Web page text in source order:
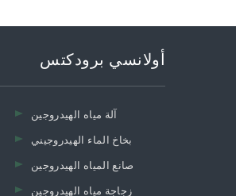
أولانسي برودكتس
آلة مياه الهيدروجين
بخاخ الماء الهيدروجيني
صانع المياه الهيدروجين
زجاجة مياه الهيدروجين